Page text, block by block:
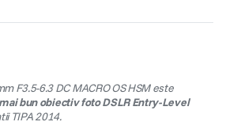
F3.5-6.3 DC MACRO OS HSM este
bun obiectiv foto DSLR Entry-Level
TIPA 2014.